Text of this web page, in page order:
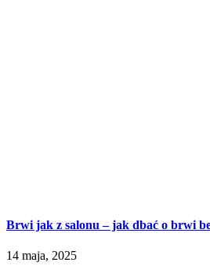
Brwi jak z salonu – jak dbać o brwi
14 maja, 2025